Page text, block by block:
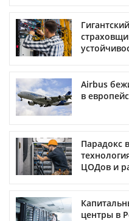
Airbus
в
Парадокс
ЦОДов и
центры в